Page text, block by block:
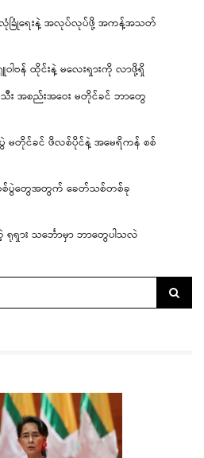
လုံခြုံရေးနဲ့ အလုပ်လုပ်ဖို့ အကန့်အသတ်
ရှူဝါဗန် ထိုင်းနဲ့ မလေးရှားကို လာဖို့ရှိ
အစည်းအဝေး မတိုင်ခင် ဘာတွေ
ပွဲ မတိုင်ခင် ဖိလစ်ပိုင်နဲ့ အမေရိကန် စစ်
စ်ပွဲတွေအတွက် ခေတ်သစ်တစ်ခု
ရုရှား သင်္ဘောမှာ ဘာတွေပါသလဲ